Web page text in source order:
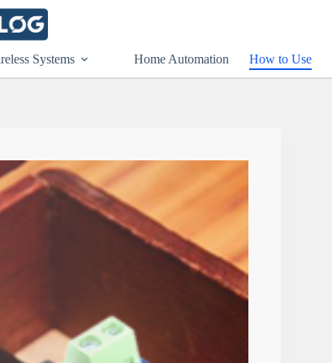
Systems Home Automation How to Use